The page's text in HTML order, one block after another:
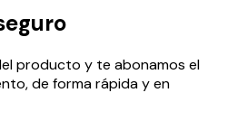
producto y te abonamos el
de forma rápida y en